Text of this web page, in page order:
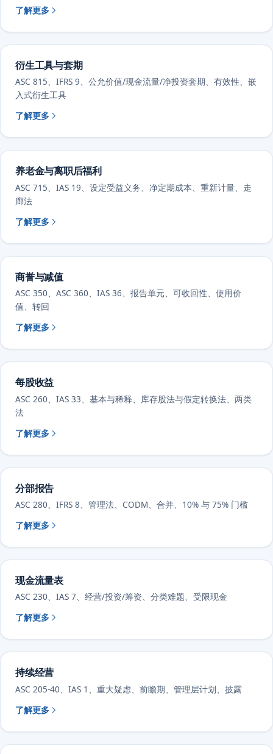
了解更多
衍生工具与套期
ASC 815、IFRS 9、公允价值/现金流量/净投资套期、有效性、嵌
入式衍生工具
了解更多
养老金与离职后福利
ASC 715、IAS 19、设定受益义务、净定期成本、重新计量、走
廊法
了解更多
商誉与减值
ASC 350、ASC 360、IAS 36、报告单元、可收回性、使用价
值、转回
了解更多
每股收益
ASC 260、IAS 33、基本与稀释、库存股法与假定转换法、两类
法
了解更多
分部报告
ASC 280、IFRS 8、管理法、CODM、合并、10% 与 75% 门槛
了解更多
现金流量表
ASC 230、IAS 7、经营/投资/筹资、分类难题、受限现金
了解更多
持续经营
ASC 205-40、IAS 1、重大疑虑、前瞻期、管理层计划、披露
了解更多